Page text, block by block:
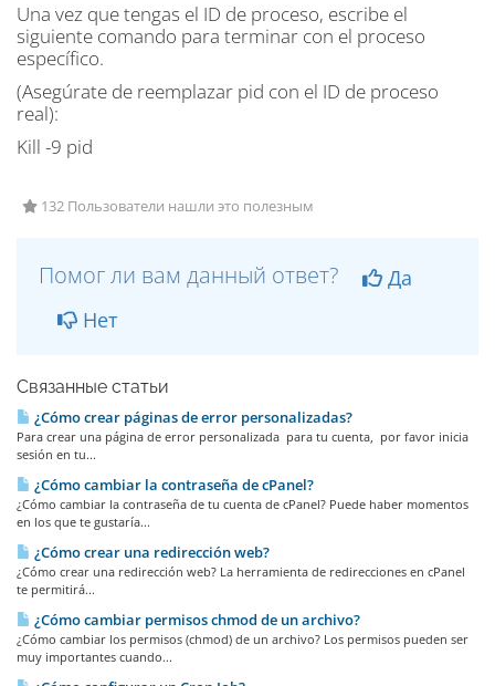
Una vez que tengas el ID de proceso, escribe el
siguiente comando para terminar con el proceso
específico.
(Asegúrate de reemplazar pid con el ID de proceso
real):
Kill -9 pid
132 Пользователи нашли это полезным
Помог ли вам данный ответ?
Да
Нет
Связанные статьи
¿Cómo crear páginas de error personalizadas?
Para crear una página de error personalizada para tu cuenta, por favor inicia
sesión en tu...
¿Cómo cambiar la contraseña de cPanel?
¿Cómo cambiar la contraseña de tu cuenta de cPanel? Puede haber momentos
en los que te gustaría...
¿Cómo crear una redirección web?
¿Cómo crear una redirección web? La herramienta de redirecciones en cPanel
te permitirá...
¿Cómo cambiar permisos chmod de un archivo?
¿Cómo cambiar los permisos (chmod) de un archivo? Los permisos pueden ser
muy importantes cuando...